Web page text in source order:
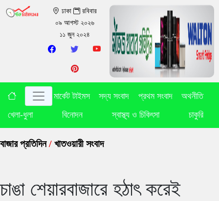
ঢাকা
রবিবার
০৯ আগস্ট ২০২৬
১১ জুন ২০২৪
মার্কেট টাইমস সদ্য সংবাদ প্রথম সংবাদ
অথনীতি
খেলা-ধুলা
বিনোদন স্বাস্থ্য ও চিকিৎসা চাকুরি
বাজার প্রতিদিন/ খাতওয়ারী সংবাদ
চাঙা শেয়ারবাজারে হঠাৎ করেই